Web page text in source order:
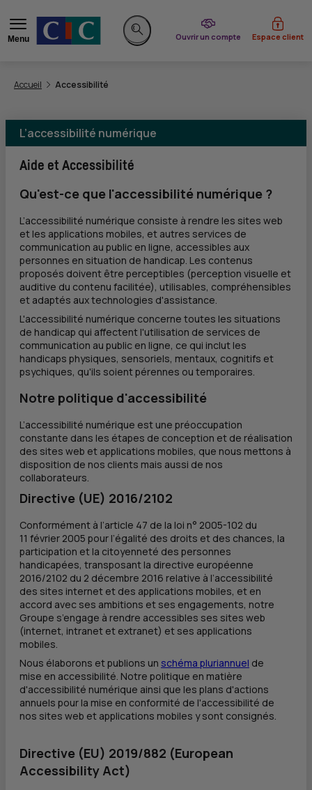
Menu
Rechercher sur le site
Ouvrir un compte
du CIC Espace client
Accueil Accessibilité
L’accessibilité numérique
Aide et Accessibilité
Qu'est-ce que l'accessibilité numérique ?
L’accessibilité numérique consiste à rendre les sites web
et les applications mobiles, et autres services de
communication au public en ligne, accessibles aux
personnes en situation de handicap. Les contenus
proposés doivent être perceptibles (perception visuelle et
auditive du contenu facilitée), utilisables, compréhensibles
et adaptés aux technologies d'assistance.
L'accessibilité numérique concerne toutes les situations
de handicap qui affectent l'utilisation de services de
communication au public en ligne, ce qui inclut les
handicaps physiques, sensoriels, mentaux, cognitifs et
psychiques, qu'ils soient pérennes ou temporaires.
Notre politique d'accessibilité
L’accessibilité numérique est une préoccupation
constante dans les étapes de conception et de réalisation
des sites web et applications mobiles, que nous mettons à
disposition de nos clients mais aussi de nos
collaborateurs.
Directive (UE) 2016/2102
Conformément à l’article 47 de la loi n° 2005-102 du
11 février 2005 pour l’égalité des droits et des chances, la
participation et la citoyenneté des personnes
handicapées, transposant la directive européenne
2016/2102 du 2 décembre 2016 relative à l’accessibilité
des sites internet et des applications mobiles, et en
accord avec ses ambitions et ses engagements, notre
Groupe s’engage à rendre accessibles ses sites web
(internet, intranet et extranet) et ses applications
mobiles.
Nous élaborons et publions un schéma pluriannuel de
mise en accessibilité. Notre politique en matière
d'accessibilité numérique ainsi que les plans d'actions
annuels pour la mise en conformité de l'accessibilité de
nos sites web et applications mobiles y sont consignés.
Directive (EU) 2019/882 (European
Accessibility Act)